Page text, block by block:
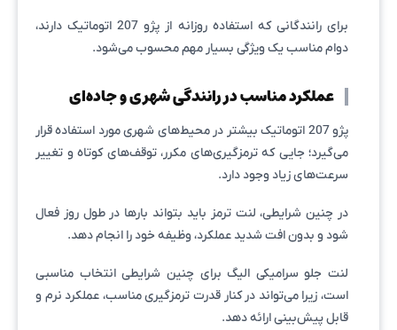
برای رانندگانی که استفاده روزانه از پژو 207 اتوماتیک دارند،
دوام مناسب یک ویژگی بسیار مهم محسوب می‌شود.
عملکرد مناسب در رانندگی شهری و جاده‌ای
پژو 207 اتوماتیک بیشتر در محیط‌های شهری مورد استفاده قرار
می‌گیرد؛ جایی که ترمزگیری‌های مکرر، توقف‌های کوتاه و تغییر
سرعت‌های زیاد وجود دارد.
در چنین شرایطی، لنت ترمز باید بتواند بارها در طول روز فعال
شود و بدون افت شدید عملکرد، وظیفه خود را انجام دهد.
لنت جلو سرامیکی الیگ برای چنین شرایطی انتخاب مناسبی
است، زیرا می‌تواند در کنار قدرت ترمزگیری مناسب، عملکرد نرم و
قابل پیش‌بینی ارائه دهد.